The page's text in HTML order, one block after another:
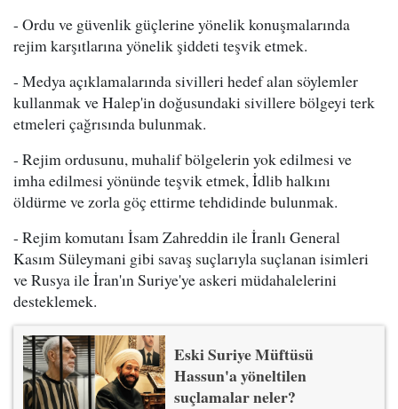
- Ordu ve güvenlik güçlerine yönelik konuşmalarında
rejim karşıtlarına yönelik şiddeti teşvik etmek.
- Medya açıklamalarında sivilleri hedef alan söylemler
kullanmak ve Halep'in doğusundaki sivillere bölgeyi terk
etmeleri çağrısında bulunmak.
- Rejim ordusunu, muhalif bölgelerin yok edilmesi ve
imha edilmesi yönünde teşvik etmek, İdlib halkını
öldürme ve zorla göç ettirme tehdidinde bulunmak.
- Rejim komutanı İsam Zahreddin ile İranlı General
Kasım Süleymani gibi savaş suçlarıyla suçlanan isimleri
ve Rusya ile İran'ın Suriye'ye askeri müdahalelerini
desteklemek.
Eski Suriye Müftüsü
Hassun'a yöneltilen
suçlamalar neler?